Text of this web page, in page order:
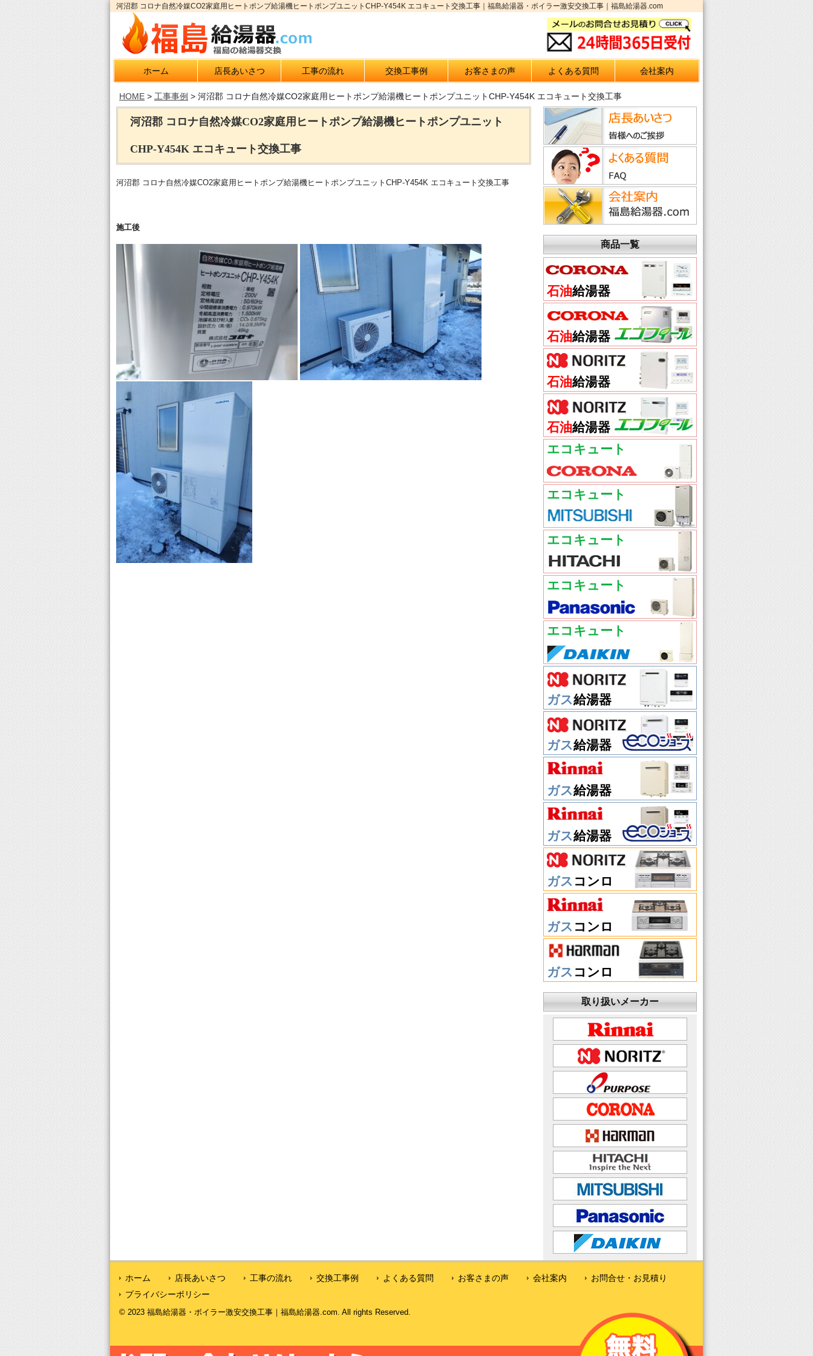
河沼郡 コロナ自然冷媒CO2家庭用ヒートポンプ給湯機ヒートポンプユニットCHP-Y454K エコキュート交換工事｜福島給湯器・ボイラー激安交換工事｜福島給湯器.com
ホーム 店長あいさつ 工事の流れ 交換工事例 お客さまの声 よくある質問 会社案内
HOME > 工事事例 > 河沼郡 コロナ自然冷媒CO2家庭用ヒートポンプ給湯機ヒートポンプユニットCHP-Y454K エコキュート交換工事
河沼郡 コロナ自然冷媒CO2家庭用ヒートポンプ給湯機ヒートポンプユニット
CHP-Y454K エコキュート交換工事
河沼郡 コロナ自然冷媒CO2家庭用ヒートポンプ給湯機ヒートポンプユニットCHP-Y454K エコキュート交換工事
施工後
商品一覧
石油給湯器
石油給湯器
石油給湯器
石油給湯器
エコキュート
エコキュート
エコキュート
エコキュート
エコキュート
ガス給湯器
ガス給湯器
ガス給湯器
ガス給湯器
ガス コンロ
ガス コンロ
ガス コンロ
取り扱いメーカー
ホーム 店長あいさつ 工事の流れ 交換工事例 よくある質問 お客さまの声 会社案内
お問合せ・お見積り
プライバシーポリシー
© 2023 福島給湯器・ボイラー激安交換工事｜福島給湯器.com. All rights Reserved.